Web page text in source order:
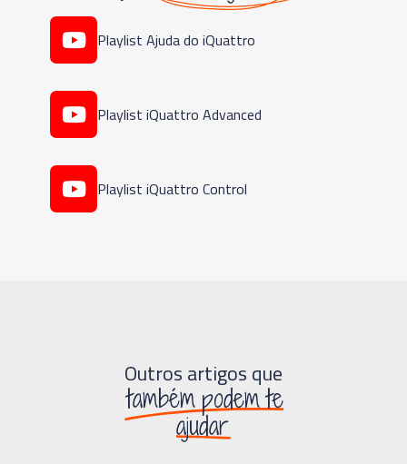
Playlist Ajuda do iQuattro
Playlist iQuattro Advanced
Playlist iQuattro Control
Outros artigos que
também podem te
ajudar